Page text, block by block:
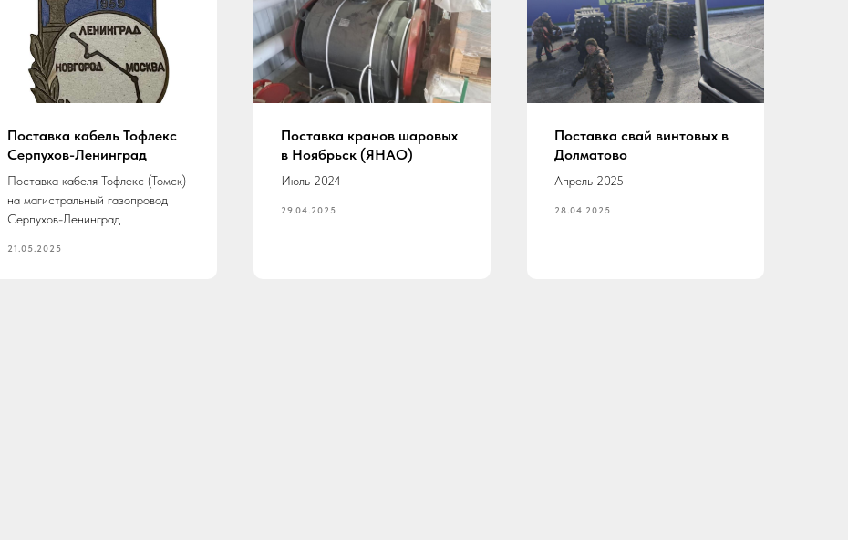
Поставка кабель Тофлекс
Серпухов-Ленинград
Поставка кабеля Тофлекс (Томск)
на магистральный газопровод
Серпухов-Ленинград
21.05.2025
Поставка кранов шаровых
в Ноябрьск (ЯНАО)
Июль 2024
29.04.2025
Поставка свай винтовых в
Долматово
Апрель 2025
28.04.2025